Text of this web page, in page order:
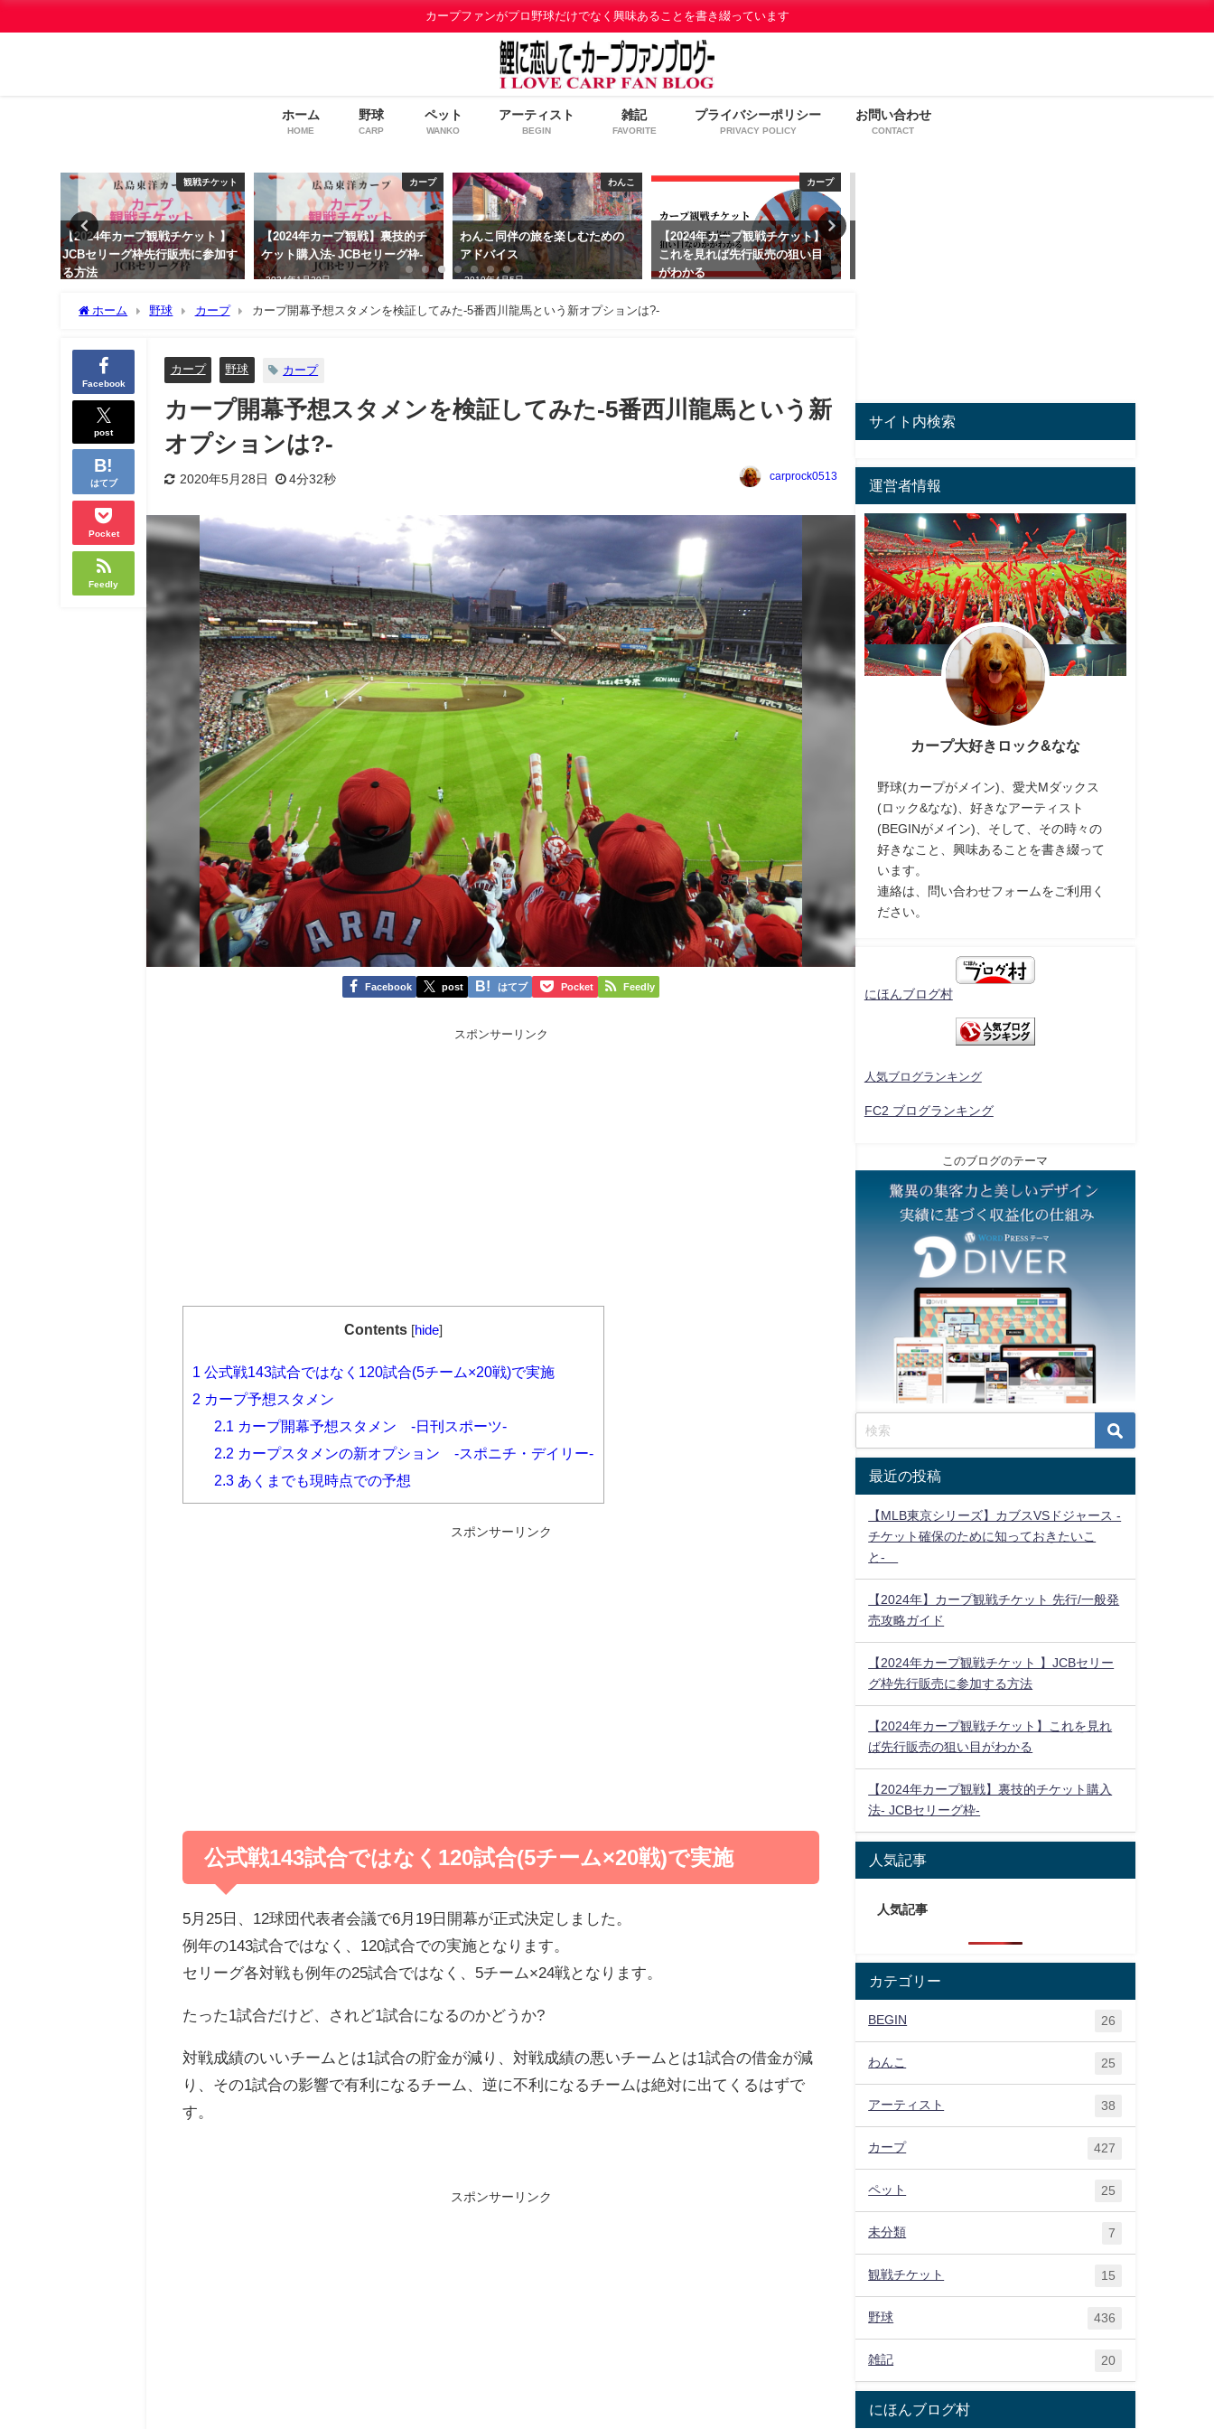
カープファンがプロ野球だけでなく興味あることを書き綴っています
ホーム
HOME
野球
CARP
ペット
WANKO
アーティスト
BEGIN
雑記
FAVORITE
プライバシーポリシー
PRIVACY POLICY
お問い合わせ
CONTACT
カープ
【2024年カープ観戦】裏技的チ
ケット購入法- JCBセリーグ枠-
2024年1月20日
わんこ
わんこ同伴の旅を楽しむための
アドバイス
2019年4月5日
カープ
【2024年カープ観戦チケット】
これを見れば先行販売の狙い目
がわかる
わんこ
【わんこ飼い主さん必見】わん
こ散歩うんち処理袋 おすすめ
ベスト3
ホーム 野球 カープ カープ開幕予想スタメンを検証してみた-5番西川龍馬という新オプションは?-
Facebook
post
はてブ
Pocket
Feedly
カープ 野球 カープ
カープ開幕予想スタメンを検証してみた-5番西川龍馬という新
オプションは?-
2020年5月28日 4分32秒 carprock0513
Facebook post はてブ Pocket Feedly
スポンサーリンク
Contents hide
1 公式戦143試合ではなく120試合(5チーム×20戦)で実施
2 カープ予想スタメン
2.1 カープ開幕予想スタメン -日刊スポーツ-
2.2 カープスタメンの新オプション -スポニチ・デイリー-
2.3 あくまでも現時点での予想
スポンサーリンク
公式戦143試合ではなく120試合(5チーム×20戦)で実施
5月25日、12球団代表者会議で6月19日開幕が正式決定しました。
例年の143試合ではなく、120試合での実施となります。
セリーグ各対戦も例年の25試合ではなく、5チーム×24戦となります。
たった1試合だけど、されど1試合になるのかどうか?
対戦成績のいいチームとは1試合の貯金が減り、対戦成績の悪いチームとは1試合の借金が減
り、その1試合の影響で有利になるチーム、逆に不利になるチームは絶対に出てくるはずで
す。
スポンサーリンク
サイト内検索
運営者情報
カープ大好きロック&なな
野球(カープがメイン)、愛犬Mダックス
(ロック&なな)、好きなアーティスト
(BEGINがメイン)、そして、その時々の
好きなこと、興味あることを書き綴って
います。
連絡は、問い合わせフォームをご利用く
ださい。
にほんブログ村
人気ブログランキング
FC2 ブログランキング
このブログのテーマ
最近の投稿
【MLB東京シリーズ】カブスVSドジャース -
チケット確保のために知っておきたいこ
と-
【2024年】カープ観戦チケット 先行/一般発
売攻略ガイド
【2024年カープ観戦チケット 】JCBセリー
グ枠先行販売に参加する方法
【2024年カープ観戦チケット】これを見れ
ば先行販売の狙い目がわかる
【2024年カープ観戦】裏技的チケット購入
法- JCBセリーグ枠-
人気記事
人気記事
カテゴリー
BEGIN 26
わんこ 25
アーティスト 38
カープ 427
ペット 25
未分類 7
観戦チケット 15
野球 436
雑記 20
にほんブログ村